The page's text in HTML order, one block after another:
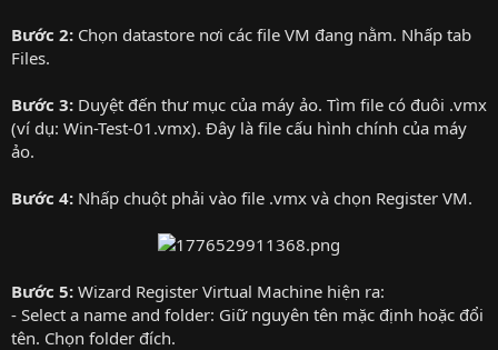
Bước 2: Chọn datastore nơi các file VM đang nằm. Nhấp tab
Files.
Bước 3: Duyệt đến thư mục của máy ảo. Tìm file có đuôi .vmx
(ví dụ: Win-Test-01.vmx). Đây là file cấu hình chính của máy
ảo.
Bước 4: Nhấp chuột phải vào file .vmx và chọn Register VM.
Bước 5: Wizard Register Virtual Machine hiện ra:
- Select a name and folder: Giữ nguyên tên mặc định hoặc đổi
tên. Chọn folder đích.